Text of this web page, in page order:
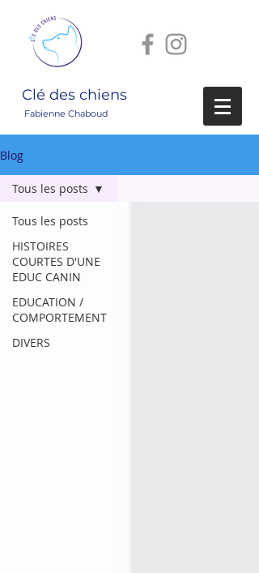
Clé des chiens
Fabienne Chaboud
Blog
Tous les posts
HISTOIRES
COURTES D'UNE
EDUC CANIN
EDUCATION /
COMPORTEMENT
DIVERS
Tous les posts